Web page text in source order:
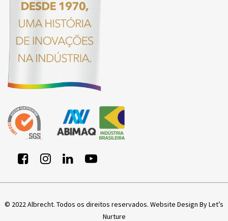
© 2022 Albrecht. Todos os direitos reservados. Website Design By Let’s
Nurture